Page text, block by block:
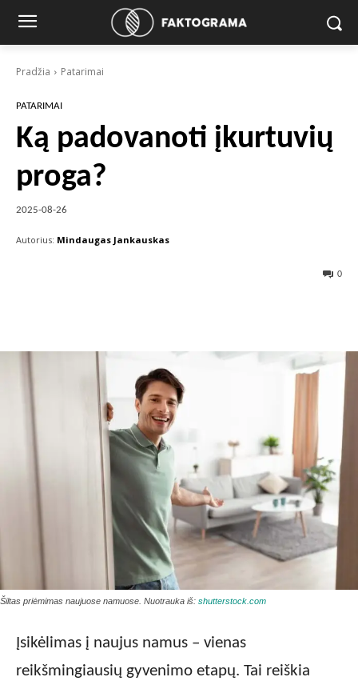
Pradžia Patarimai
PATARIMAI
Ką padovanoti įkurtuvių
proga?
2025-08-26
Autorius: Mindaugas Jankauskas
0
Šiltas priėmimas naujuose namuose. Nuotrauka iš: shutterstock.com
Įsikėlimas į naujus namus – vienas
reikšmingiausių gyvenimo etapų. Tai reiškia